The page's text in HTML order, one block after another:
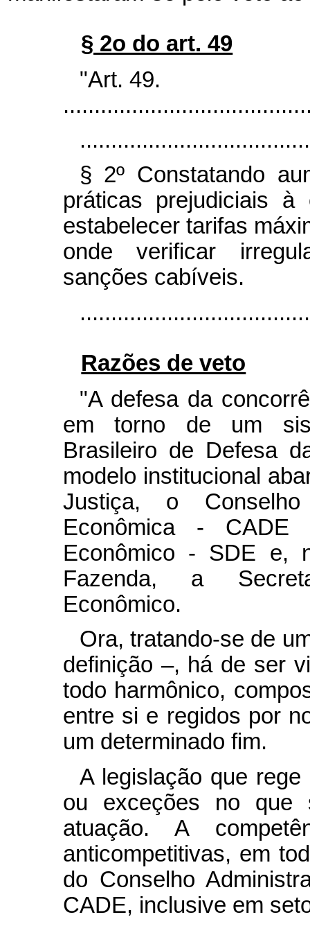
§ 2o do art. 49
"Art. 49.
§ 2º Constatando
práticas prejudiciais à
estabelecer tarifas
onde verificar
sanções cabíveis.
Razões de veto
"A defesa da
em torno de um
Brasileiro de Defesa
modelo institucional
Justiça, o
Econômica -
Econômico - SDE e,
Fazenda, a
Econômico.
Ora, tratando-se de
definição –, há de ser
todo harmônico,
entre si e regidos por
um determinado fim.
A legislação que
ou exceções no
atuação. A
anticompetitivas, em
do Conselho
CADE, inclusive em